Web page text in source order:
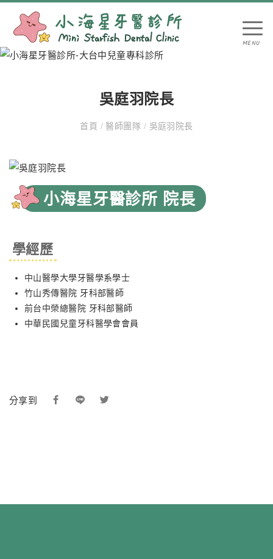
吳庭羽院長
首頁 /醫師團隊 / 吳庭羽院長
小海星牙醫診所 院長
學經歷
中山醫學大學牙醫學系學士
竹山秀傳醫院 牙科部醫師
前台中榮總醫院 牙科部醫師
中華民國兒童牙科醫學會會員
分享到